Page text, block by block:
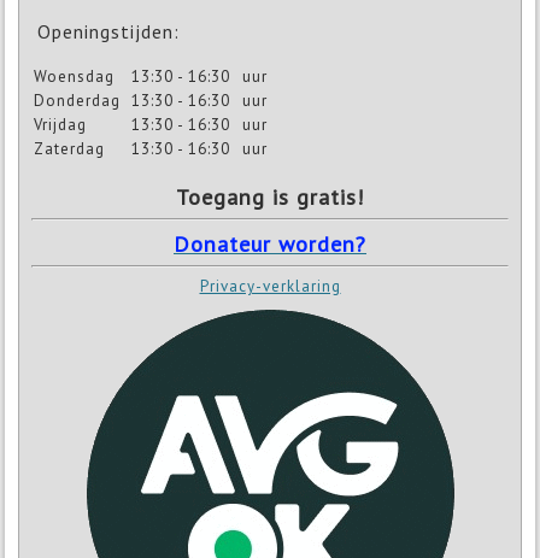
Openingstijden:
Woensdag 13:30 - 16:30
uur
Donderdag
13:30 - 16:30
uur
Vrijdag
13:30 - 16:30
uur
Zaterdag
13:30 - 16:30 uur
Toegang is gratis!
Donateur worden?
Privacy-verklaring